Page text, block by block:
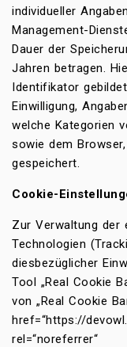
individueller
Management-
Dauer der
Jahren betragen.
Identifikator
Einwilligung,
welche Kategorien
sowie dem
gespeichert.
Cookie-
Zur Verwaltung der
Technologien
diesbezüglicher
Tool „Real Cookie
von „Real Cookie
href=“https://
rel=“noreferrer“